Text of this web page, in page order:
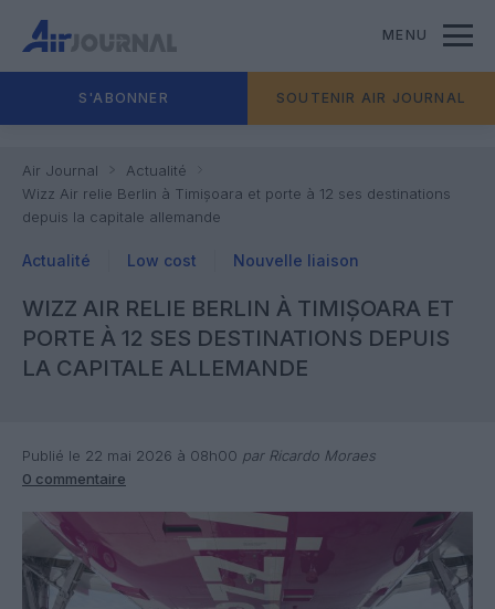
MENU
S'ABONNER SOUTENIR AIR JOURNAL
Air Journal
Actualité
Wizz Air relie Berlin à Timișoara et porte à 12 ses destinations
depuis la capitale allemande
Actualité Low cost Nouvelle liaison
WIZZ AIR RELIE BERLIN À TIMIȘOARA ET
PORTE À 12 SES DESTINATIONS DEPUIS
LA CAPITALE ALLEMANDE
Publié le 22 mai 2026 à 08h00 par Ricardo Moraes
0 commentaire